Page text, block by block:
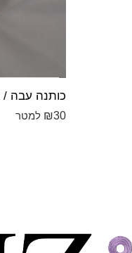
כותנה עבה /
₪30 למטר